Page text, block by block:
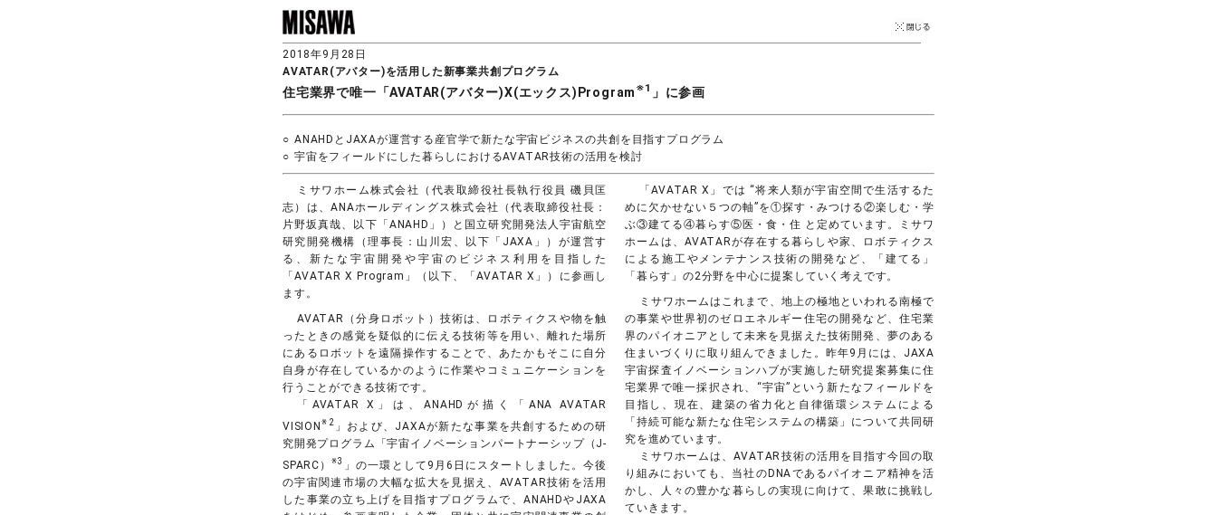
2018年9月28日
AVATAR(アバター)を活用した新事業共創プログラム
住宅業界で唯一「AVATAR(アバター)X(エックス)Program ※1 」に参画
○ ANAHDとJAXAが運営する産官学で新たな宇宙ビジネスの共創を目指すプログラム
○ 宇宙をフィールドにした暮らしにおけるAVATAR技術の活用を検討
ミサワホーム株式会社（代表取締役社長執行役員 磯貝匡
志）は、ANAホールディングス株式会社（代表取締役社長：
片野坂真哉、以下「ANAHD」）と国立研究開発法人宇宙航空
研究開発機構（理事長：山川宏、以下「JAXA」）が運営す
る、新たな宇宙開発や宇宙のビジネス利用を目指した
「AVATAR X Program」（以下、「AVATAR X」）に参画し
ます。
AVATAR（分身ロボット）技術は、ロボティクスや物を触
ったときの感覚を疑似的に伝える技術等を用い、離れた場所
にあるロボットを遠隔操作することで、あたかもそこに自分
自身が存在しているかのように作業やコミュニケーションを
行うことができる技術です。
「AVATAR X」は、ANAHDが描く「ANA AVATAR
VISION※2 」および、JAXAが新たな事業を共創するための研
究開発プログラム「宇宙イノベーションパートナーシップ（J-
SPARC）※3
」の一環として9月6日にスタートしました。今後
の宇宙関連市場の大幅な拡大を見据え、AVATAR技術を活用
した事業の立ち上げを目指すプログラムで、ANAHDやJAXA
「AVATAR X」では “将来人類が宇宙空間で生活するた
めに欠かせない５つの軸”を①探す・みつける②楽しむ・学
ぶ③建てる④暮らす⑤医・食・住 と定めています。ミサワ
ホームは、AVATARが存在する暮らしや家、ロボティクス
による施工やメンテナンス技術の開発など、「建てる」
「暮らす」の2分野を中心に提案していく考えです。
ミサワホームはこれまで、地上の極地といわれる南極で
の事業や世界初のゼロエネルギー住宅の開発など、住宅業
界のパイオニアとして未来を見据えた技術開発、夢のある
住まいづくりに取り組んできました。昨年9月には、JAXA
宇宙探査イノベーションハブが実施した研究提案募集に住
宅業界で唯一採択され、“宇宙”という新たなフィールドを
目指し、現在、建築の省力化と自律循環システムによる
「持続可能な新たな住宅システムの構築」について共同研
究を進めています。
ミサワホームは、AVATAR技術の活用を目指す今回の取
り組みにおいても、当社のDNAであるパイオニア精神を活
かし、人々の豊かな暮らしの実現に向けて、果敢に挑戦し
ていきます。